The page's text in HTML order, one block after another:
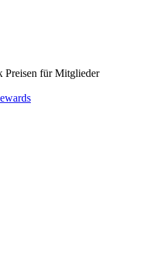
Preisen für Mitglieder